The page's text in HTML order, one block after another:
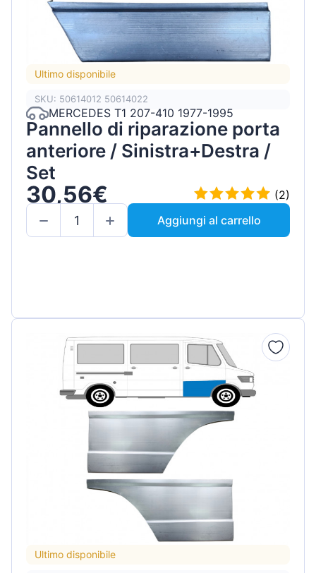
Ultimo disponibile
SKU: 50614012 50614022
MERCEDES T1 207-410 1977-1995
Pannello di riparazione porta
anteriore / Sinistra+Destra /
Set
30,56€
(2)
Aggiungi al carrello
Ultimo disponibile